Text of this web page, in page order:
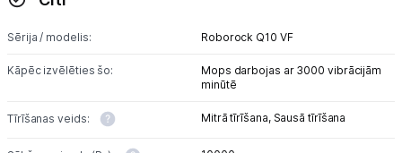
Sērija / modelis: Roborock Q10 VF
Kāpēc izvēlēties šo:
Mops darbojas ar 3000 vibrācijām
minūtē
Tīrīšanas veids: Mitrā tīrīšana, Sausā tīrīšana